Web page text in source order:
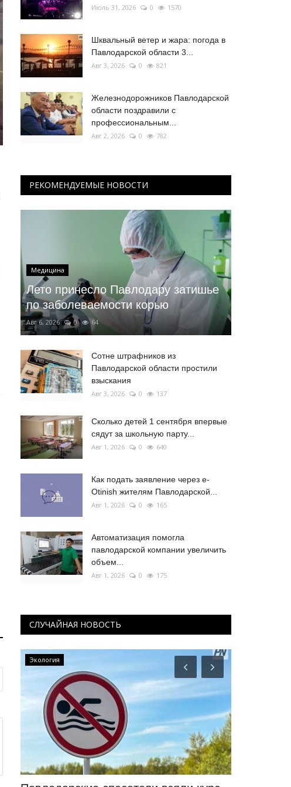
Июль 31, 2026 0 1570
Шквальный ветер и жара: погода в
Павлодарской области 3...
Авг 3, 2026 0 821
Железнодорожников Павлодарской
области поздравили с
профессиональным...
Авг 2, 2026 0 782
РЕКОМЕНДУЕМЫЕ НОВОСТИ
Медицина
Лето принесло Павлодару затишье
по заболеваемости корью
Авг 6, 2026 0 64
Сотне штрафников из
Павлодарской области простили
взыскания
Авг 3, 2026 0 137
Сколько детей 1 сентября впервые
сядут за школьную парту...
Авг 1, 2026 0 640
Как подать заявление через e-
Otinish жителям Павлодарской...
Авг 1, 2026 0 165
Автоматизация помогла
павлодарской компании увеличить
объем...
Авг 1, 2026 0 175
СЛУЧАЙНАЯ НОВОСТЬ
OFFICIAL